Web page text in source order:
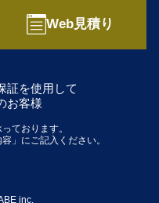
Web見積り
証を使用して
お客様
ております。
」にご記入ください。
inc.